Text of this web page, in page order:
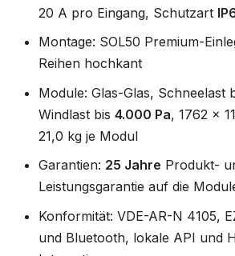
20 A pro Eingang, Schutzart
Montage: SOL50 Premium-
Reihen hochkant
Module: Glas-Glas, Schneelast
Windlast bis 4.000 Pa, 1762 x
21,0 kg je Modul
Garantien: 25 Jahre Produkt-
Leistungsgarantie auf die
Konformität: VDE-AR-N 4105,
und Bluetooth, lokale API und